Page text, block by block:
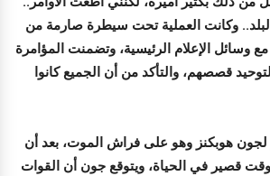
وكانت العملية تحت سيطرة صارمة من
وسائل الإعلام الرئيسية، وتضمنت المؤامرة
قصصهم، والتأكد من أن الجميع كانوا
لجون هوبكنز وهو على فراش الموت، بعد أن
وقت قصير في الحياة، ويتوقع جون أن القوات